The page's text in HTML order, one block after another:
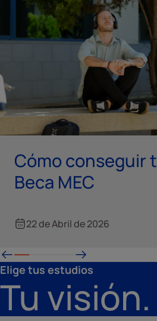
Cómo conseguir
Beca MEC
22 de Abril de 2026
Elige tus estudios
Tu